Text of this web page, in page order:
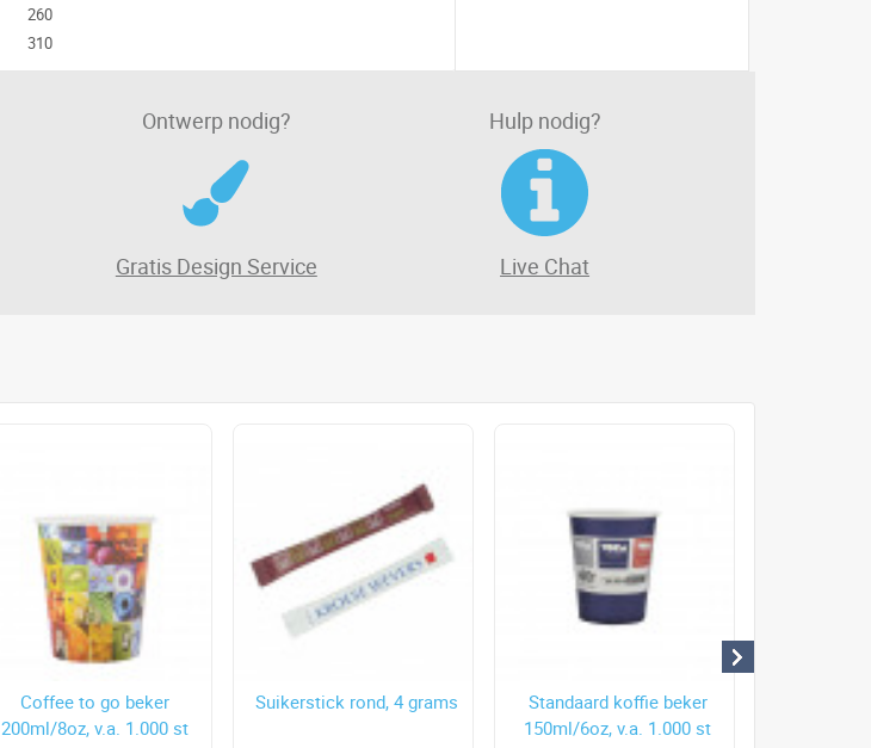
260
310
Ontwerp nodig?
Gratis Design Service
Hulp nodig?
Live Chat
Coffee to go beker
200ml/8oz, v.a. 1.000 st
Suikerstick rond, 4 grams
Standaard koffie beker
150ml/6oz, v.a. 1.000 st